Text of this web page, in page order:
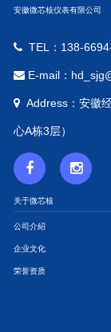
安徽微芯核仪表有限公司
TEL：138-
E-mail：
Address：安徽
心A栋3层）
关于微芯核
公司介紹
企业文化
荣誉资质